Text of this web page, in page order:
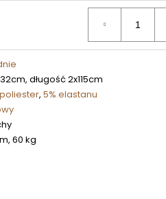
długość 2x115cm
, 5% elastanu
60 kg